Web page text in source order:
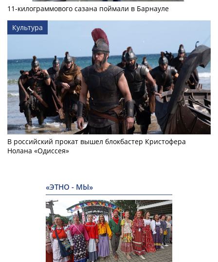
11-килограммового сазана поймали в Барнауле
Культура
В российский прокат вышел блокбастер Кристофера
Нолана «Одиссея»
«ЭТНО - МЫ»